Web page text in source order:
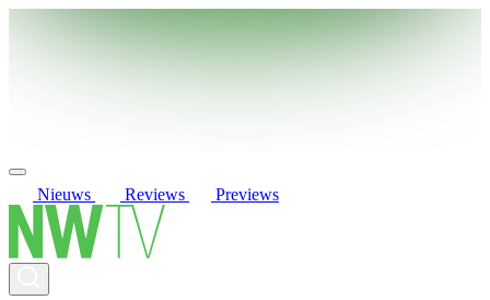
Nieuws Reviews Previews